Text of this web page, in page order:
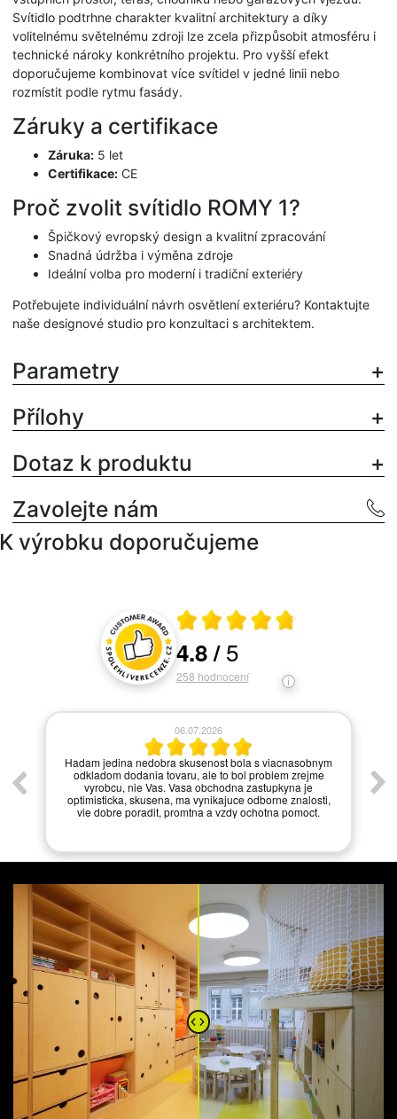
Svítidlo podtrhne charakter kvalitní architektury a díky
volitelnému světelnému zdroji lze zcela přizpůsobit atmosféru i
technické nároky konkrétního projektu. Pro vyšší efekt
doporučujeme kombinovat více svítidel v jedné linii nebo
rozmístit podle rytmu fasády.
Záruky a certifikace
Záruka: 5 let
Certifikace: CE
Proč zvolit svítidlo ROMY 1?
Špičkový evropský design a kvalitní zpracování
Snadná údržba i výměna zdroje
Ideální volba pro moderní i tradiční exteriéry
Potřebujete individuální návrh osvětlení exteriéru? Kontaktujte
naše designové studio pro konzultaci s architektem.
Parametry
Přílohy
Dotaz k produktu
Zavolejte nám
K výrobku doporučujeme
Hodnocení a recenze zákazníků
Průměrné hodnocení 4.8 z 5
4.8/5
258 hodnocení
06.07.2026
Hadam jedina nedobra skusenost bola s viacnasobnym
odkladom dodania tovaru, ale to bol problem zrejme
vyrobcu, nie Vas. Vasa obchodna zastupkyna je
optimisticka, skusena, ma vynikajuce odborne znalosti,
vie dobre poradit, promtna a vzdy ochotna pomoct.